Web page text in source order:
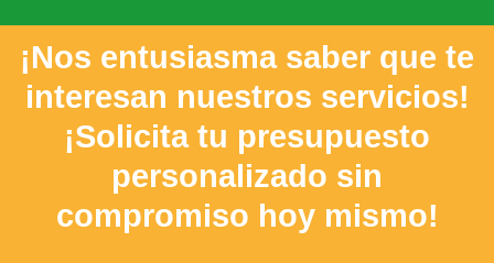
¡Nos entusiasma saber que te
interesan nuestros servicios!
¡Solicita tu presupuesto
personalizado sin
compromiso hoy mismo!